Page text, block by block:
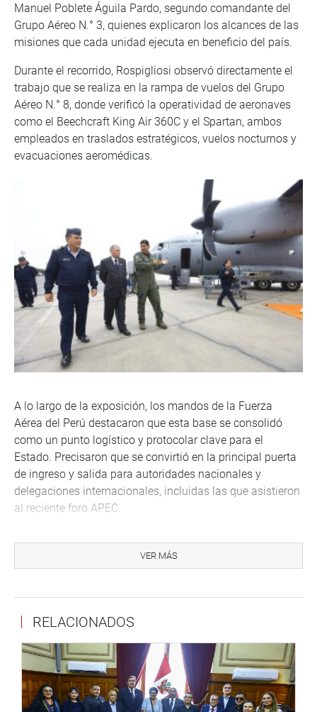
Manuel Poblete Águila Pardo, segundo comandante del
Grupo Aéreo N.° 3, quienes explicaron los alcances de las
misiones que cada unidad ejecuta en beneficio del país.
Durante el recorrido, Rospigliosi observó directamente el
trabajo que se realiza en la rampa de vuelos del Grupo
Aéreo N.° 8, donde verificó la operatividad de aeronaves
como el Beechcraft King Air 360C y el Spartan, ambos
empleados en traslados estratégicos, vuelos nocturnos y
evacuaciones aeromédicas.
A lo largo de la exposición, los mandos de la Fuerza
Aérea del Perú destacaron que esta base se consolidó
como un punto logístico y protocolar clave para el
Estado. Precisaron que se convirtió en la principal puerta
de ingreso y salida para autoridades nacionales y
delegaciones internacionales, incluidas las que asistieron
al reciente foro APEC.
coordinados con Aduanas, Migraciones, Sucamec y otras
entidades, así como facilidades para el retorno de
Ante la consulta por el avión Spartan, Rospigliosi resaltó
el carácter multifuncional de esta aeronave. “Es un avión
que tiene propósitos civiles y militares. Puede transportar
heridos y personas enfermas, y también puede servir para
apagar incendios. Como se ha visto afuera, hay una caja
que puede llevar varios miles de litros de agua para
VER MÁS
RELACIONADOS